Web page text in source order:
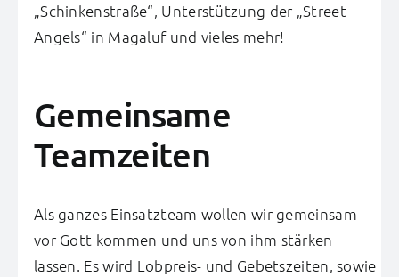
„Schinkenstraße“, Unterstützung der „Street
Angels“ in Magaluf und vieles mehr!
Gemeinsame
Teamzeiten
Als ganzes Einsatzteam wollen wir gemeinsam
vor Gott kommen und uns von ihm stärken
lassen. Es wird Lobpreis- und Gebetszeiten, sowie